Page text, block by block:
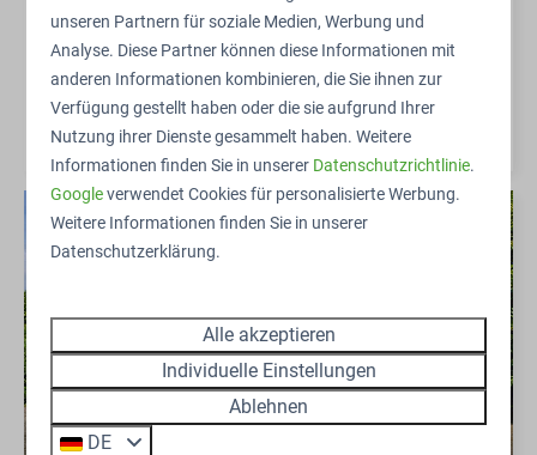
Dusche. Die Unterkunft verfügt
über eine große Catering-Küche für
Selbstversorger.
Ansehen
8,7
unseren Partnern für soziale Medien, Werbung und
Analyse. Diese Partner können diese Informationen mit
anderen Informationen kombinieren, die Sie ihnen zur
Verfügung gestellt haben oder die sie aufgrund Ihrer
Nutzung ihrer Dienste gesammelt haben. Weitere
Informationen finden Sie in unserer Datenschutzrichtlinie.
Googleverwendet Cookies für personalisierte Werbung.
Weitere Informationen finden Sie in unserer
Datenschutzerklärung.
Alle akzeptieren
Individuelle Einstellungen
Ablehnen
DE